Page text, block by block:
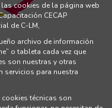
cookies de la página web
CECAP
de C-LM,
archivo de información
o tableta cada vez que
son nuestras y otras
servicios para nuestra
técnicas son